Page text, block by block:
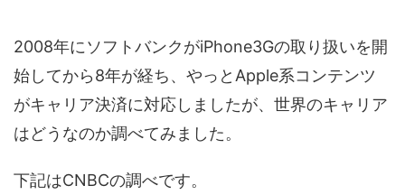
2008年にソフトバンクがiPhone3Gの取り扱いを開
始してから8年が経ち、やっとApple系コンテンツ
がキャリア決済に対応しましたが、世界のキャリア
はどうなのか調べてみました。
下記はCNBCの調べです。